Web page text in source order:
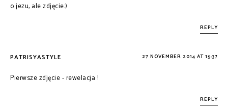
o jezu, ale zdjęcie:)
REPLY
PATRISYASTYLE 27 NOVEMBER 2014 AT 15:37
Pierwsze zdjęcie - rewelacja !
REPLY